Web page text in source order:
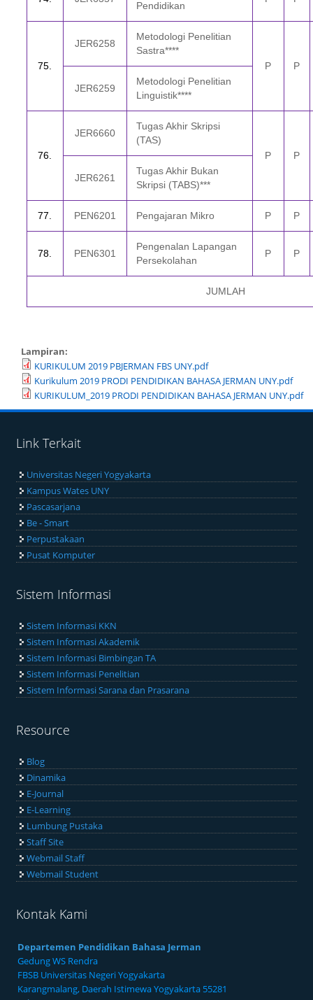
Pendidikan
75.
JER6258
Metodologi Pene­liti­an
Sastra****
P
P
JER6259
Metodologi Peneliti­an
Linguistik****
76.
JER6660
Tugas Akhir Skripsi
(TAS)
P
P
JER6261
Tugas Akhir Bukan
Skripsi (TABS)***
77. PEN6201 Pengajaran Mikro P P
78. PEN6301
Pengenalan Lapangan
Persekolahan
P P
JUMLAH
Lampiran:
KURIKULUM 2019 PBJERMAN FBS UNY.pdf
Kurikulum 2019 PRODI PENDIDIKAN BAHASA JERMAN UNY.pdf
KURIKULUM_2019 PRODI PENDIDIKAN BAHASA JERMAN UNY.pdf
Link Terkait
Universitas Negeri Yogyakarta
Kampus Wates UNY
Pascasarjana
Be - Smart
Perpustakaan
Pusat Komputer
Sistem Informasi
Sistem Informasi KKN
Sistem Informasi Akademik
Sistem Informasi Bimbingan TA
Sistem Informasi Penelitian
Sistem Informasi Sarana dan Prasarana
Resource
Blog
Dinamika
E-Journal
E-Learning
Lumbung Pustaka
Staff Site
Webmail Staff
Webmail Student
Kontak Kami
Departemen Pendidikan Bahasa Jerman
Gedung WS Rendra
FBSB Universitas Negeri Yogyakarta
Karangmalang, Daerah Istimewa Yogyakarta 55281